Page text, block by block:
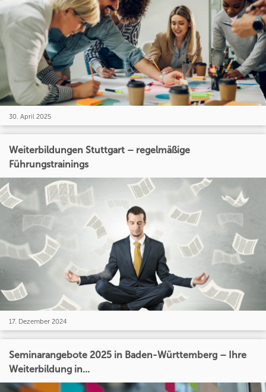
30. April 2025
Weiterbildungen Stuttgart – regelmäßige
Führungstrainings
17. Dezember 2024
Seminarangebote 2025 in Baden-Württemberg – Ihre
Weiterbildung in...